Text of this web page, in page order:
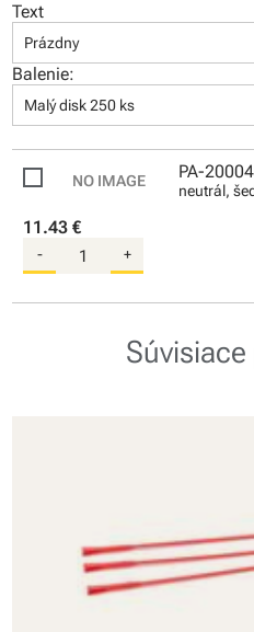
Text
Prázdny
Balenie:
Malý disk 250 ks
PA-
neutrál,
11.43 €
- +